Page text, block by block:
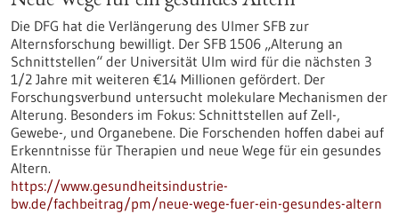
Die DFG hat die Verlängerung des Ulmer SFB zur
Alternsforschung bewilligt. Der SFB 1506 „Alterung an
Schnittstellen“ der Universität Ulm wird für die nächsten 3
1/2 Jahre mit weiteren €14 Millionen gefördert. Der
Forschungsverbund untersucht molekulare Mechanismen der
Alterung. Besonders im Fokus: Schnittstellen auf Zell-,
Gewebe-​, und Organebene. Die Forschenden hoffen dabei auf
Erkenntnisse für Therapien und neue Wege für ein gesundes
Altern.
https://www.gesundheitsindustrie-
bw.de/fachbeitrag/pm/neue-wege-fuer-ein-gesundes-altern